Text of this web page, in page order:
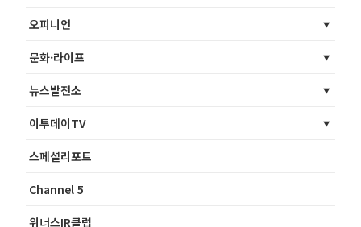
오피니언
문화·라이프
뉴스발전소
이투데이TV
스페셜리포트
Channel 5
위너스IR클럽